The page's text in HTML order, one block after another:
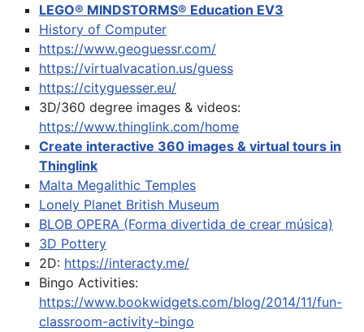
LEGO® MINDSTORMS® Education EV3
History of Computer
https://www.geoguessr.com/
https://virtualvacation.us/guess
https://cityguesser.eu/
3D/360 degree images & videos:
https://www.thinglink.com/home
Create interactive 360 images & virtual tours in
Thinglink
Malta Megalithic Temples
Lonely Planet British Museum
BLOB OPERA (Forma divertida de crear música)
3D Pottery
2D: https://interacty.me/
Bingo Activities:
https://www.bookwidgets.com/blog/2014/11/fun-
classroom-activity-bingo